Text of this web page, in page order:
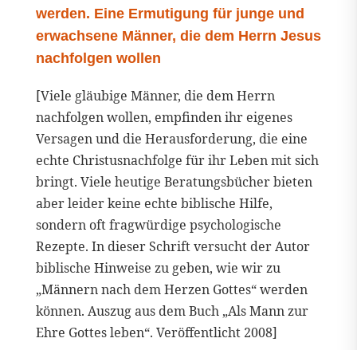
werden. Eine Ermutigung für junge und
erwachsene Männer, die dem Herrn Jesus
nachfolgen wollen
[Viele gläubige Männer, die dem Herrn
nachfolgen wollen, empfinden ihr eigenes
Versagen und die Herausforderung, die eine
echte Christusnachfolge für ihr Leben mit sich
bringt. Viele heutige Beratungsbücher bieten
aber leider keine echte biblische Hilfe,
sondern oft fragwürdige psychologische
Rezepte. In dieser Schrift versucht der Autor
biblische Hinweise zu geben, wie wir zu
„Männern nach dem Herzen Gottes“ werden
können. Auszug aus dem Buch „Als Mann zur
Ehre Gottes leben“. Veröffentlicht 2008]